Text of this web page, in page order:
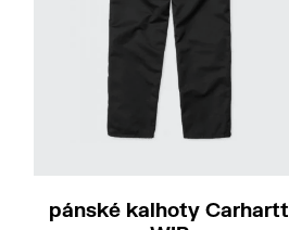
pánské kalhoty Carhartt